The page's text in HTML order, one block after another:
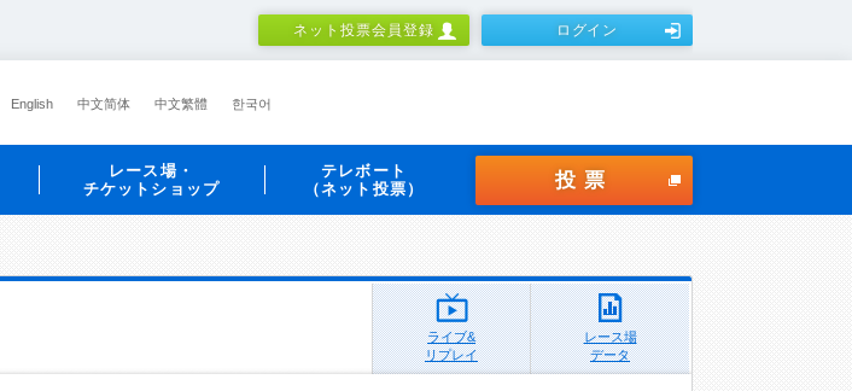
ネット投票会員登録 ログイン
English 中文简体 中文繁體 한국어
レース場・
チケットショップ
テレボート
（ネット投票）
投票
ライブ&
リプレイ
レース場
データ